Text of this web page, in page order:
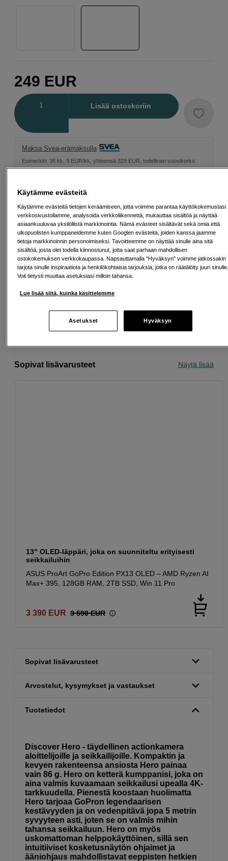
249 EUR
Lisää ostoskoriin
Maksa Svea-erämaksulla
Esimerkki: 36 kk, 9 EUR/kk, yhteensä 329 EUR, todellinen vuosikorko
19,07 %
Lainaaminen maksaa!
saada maksuhäiriömerkinnän. Se voi vaikeuttaa asunnon vuokraamista,
liittymien tekemistä ja uusien lainojen saamista. Apua saat kuntasi talous- ja
velkaneuvonnasta. Yhteystiedot löydät sivulta kkv.fi (avautuu uuteen
välilehteen)
Ilmainen toimitus yli 200 EUR ostoksille
Osta nyt ja maksa myöhemmin
Henkilökohtaista palvelua
Sopivat lisävarusteet Näytä lisää
13" OLED-läppäri, joka on suunniteltu erityisesti
seikkailuihin
ASUS ProArt GoPro Edition PX13 OLED – AMD Ryzen AI
Max+ 395, 128GB RAM, 2TB SSD, Win 11 Pro
3 390 EUR 3 590 EUR
Sopivat lisävarusteet
Arvostelut, kysymykset ja vastaukset
Tuotetiedot
Discover Hero - täydellinen actionkamera
aloittelijoille ja seikkailijoille. Kompaktin ja
kevyen rakenteensa ansiosta Hero painaa
vain 86 g. Hero on ketterä kumppanisi, joka on
aina valmis kuvaamaan seikkailusi upealla 4K-
tarkkuudella. Pienestä koostaan huolimatta
Hero tarjoaa GoPron legendaarisen
kestävyyden ja on vedenpitävä jopa 5 metrin
syvyyteen asti, joten se on valmis mihin
tahansa seikkailuun. Hero on myös
uskomattoman helppokäyttöinen, sillä sen
intuitiiviset kosketusnäytön ohjaimet ja
ääniohjaus mahdollistavat eeppisten hetkien
Käytämme evästeitä
Käytämme evästeitä tietojen keräämiseen, jotta voimme parantaa käyttökokemustasi
verkkosivustollamme, analysoida verkkoliikennettä, mukauttaa sisältöä ja näyttää
asiaankuuluvaa yksilöllistä markkinointia. Nämä evästeet sisältävät sekä omia että
ulkopuolisten kumppaneidemme kuten Googlen evästeitä, joiden kanssa jaamme
tietoja markkinoinnin personoimiseksi. Tavoitteemme on näyttää sinulle aina sitä
sisältöä, josta olet todella kiinnostunut, jotta saat parhaan mahdollisen
ostokokemuksen verkkokaupassa. Napsauttamalla "Hyväksyn" voimme jatkossakin
tarjota sinulle inspiraatiota ja henkilökohtaisia tarjouksia, jotka on räätälöity juuri
Voit tietysti muuttaa asetuksiasi milloin tahansa.
Lue lisää siitä, kuinka käsittelemme
Asetukset Hyväksyn